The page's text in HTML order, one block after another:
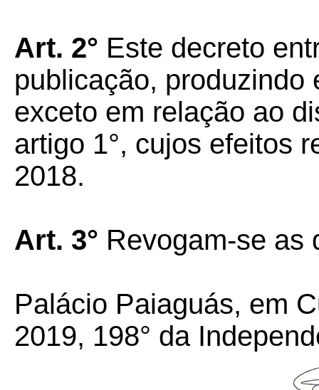
Art. 2° Este decreto
publicação, produzindo
exceto em relação ao
artigo 1°, cujos efeitos
2018.
Art. 3° Revogam-se as
Palácio Paiaguás, em
2019, 198° da